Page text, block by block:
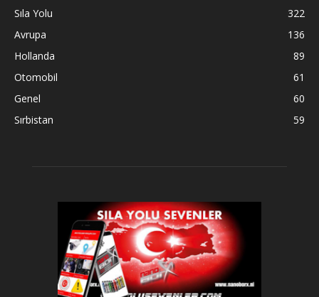
Sıla Yolu
322
Avrupa
136
Hollanda
89
Otomobil
61
Genel
60
Sırbistan
59